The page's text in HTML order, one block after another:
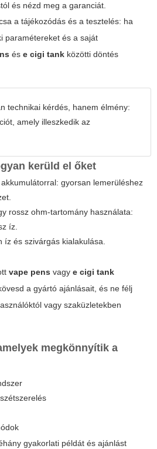
és nézd meg a garanciát.
a tájékozódás és a tesztelés: ha
paramétereket és a saját
és e cigi tank közötti döntés
technikai kérdés, hanem élmény:
amely illeszkedik az
kerüld el őket
akkumulátorral: gyorsan lemerüléshez
rossz ohm-tartomány használata:
íz.
íz és szivárgás kialakulása.
vape pens vagy e cigi tank
a gyártó ajánlásait, és ne félj
vagy szaküzletekben
megkönnyítik a
gyakorlati példát és ajánlást